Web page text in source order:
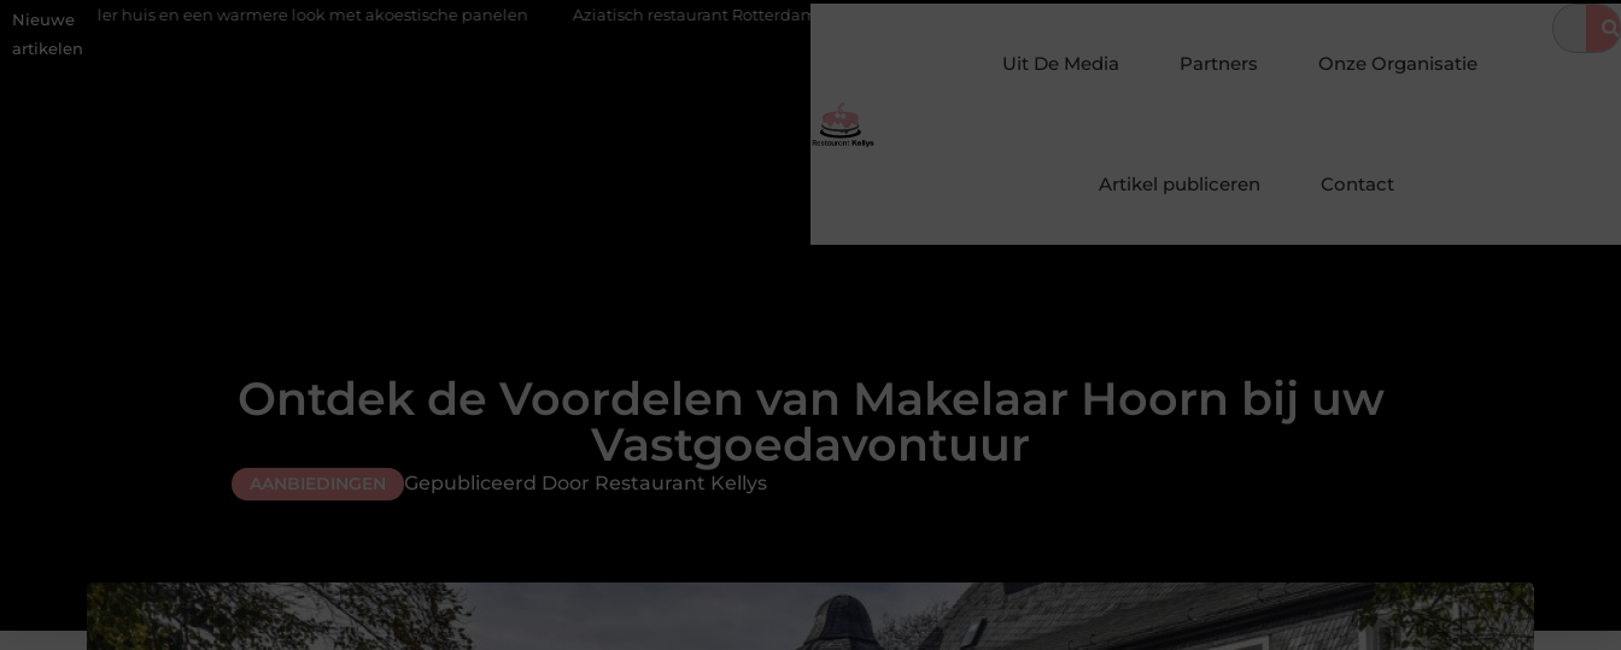
Nieuwe
artikelen
en een warmere look met akoestische panelen Aziatisch restaurant Rotterdam: ontdek de veelzijdige smaken van Azië in de Maasstad
Uit De Media Partners Onze Organisatie
Artikel publiceren Contact
Ontdek de Voordelen van Makelaar Hoorn bij uw
Vastgoedavontuur
AANBIEDINGEN Gepubliceerd Door Restaurant Kellys